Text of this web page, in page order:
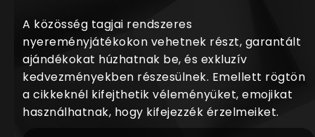
A közösség tagjai rendszeres
nyereményjátékokon vehetnek részt, garantált
ajándékokat húzhatnak be, és exkluzív
kedvezményekben részesülnek. Emellett rögtön
a cikkeknél kifejthetik véleményüket, emojikat
használhatnak, hogy kifejezzék érzelmeiket.